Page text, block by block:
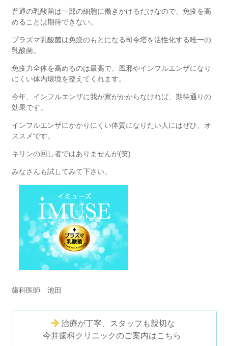
普通の乳酸菌は一部の細胞に働きかけるだけなので、免疫を高
めることは期待できない。
プラズマ乳酸菌は免疫のもとになる司令塔を活性化する唯一の
乳酸菌。
免疫力全体を高めるのは最高で、風邪やインフルエンザになり
にくい体内環境を整えてくれます。
今年、インフルエンザに我が家がかからなければ、期待通りの
効果です。
インフルエンザにかかりにくい体質になりたい人にはぜひ、オ
ススメです。
キリンの回し者ではありませんが(笑)
みなさんも試してみて下さい。
歯科医師 池田
治療が丁寧、スタッフも親切な
今井歯科クリニックのご案内はこちら